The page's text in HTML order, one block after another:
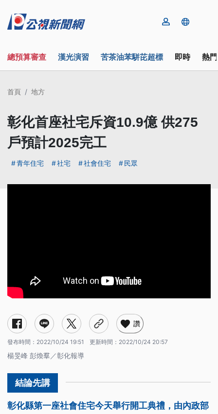
總預算審查 漢光演習 苦茶油苯駢芘超標 即時 熱
首頁 地方
彰化首座社宅斥資10.9億 供275
戶預計2025完工
青年住宅 社宅 社會住宅 民眾
讚
發布時間： 2022/10/24 19:51 更新時間： 2022/10/24 20:57
楊旻峰 彭煥羣／彰化報導
彰化縣第一座社會住宅今天舉行開工典禮，由內政部